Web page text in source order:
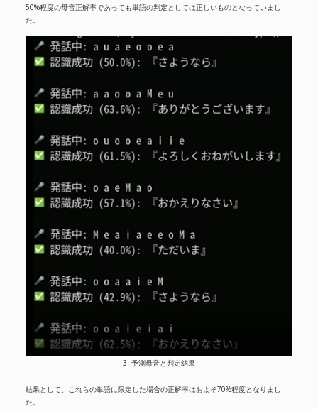
50%程度の母音正解率であっても単語の判定としては正しいものとなっていまし
た。
3. 予測母音と判定結果
結果として、これらの単語に限定した場合の正解率はおよそ70%程度となりまし
た。